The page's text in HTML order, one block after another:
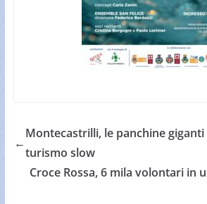
←
Montecastrilli, le panchine
turismo slow
Croce Rossa, 6 mila volontari in